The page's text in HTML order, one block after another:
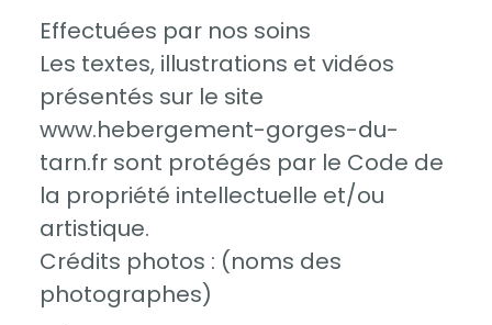
Effectuées par nos soins
Les textes, illustrations et vidéos
présentés sur le site
www.hebergement-gorges-du-
tarn.fr sont protégés par le Code de
la propriété intellectuelle et/ou
artistique.
Crédits photos : (noms des
photographes)